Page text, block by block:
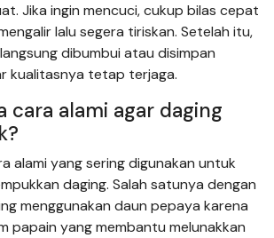
Jika ingin mencuci, cukup bilas cepat
lalu segera tiriskan. Setelah itu,
dibumbui atau disimpan
kualitasnya tetap terjaga.
cara alami agar daging
alami yang sering digunakan untuk
daging. Salah satunya dengan
menggunakan daun pepaya karena
papain yang membantu melunakkan